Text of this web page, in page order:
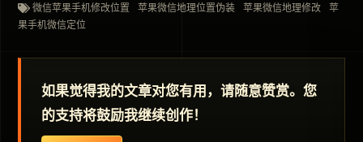
微信苹果手机修改位置 苹果微信地理位置伪装 苹果微信地理修改
苹
果手机微信定位
如果觉得我的文章对您有用，请随意赞赏。您
的支持将鼓励我继续创作！